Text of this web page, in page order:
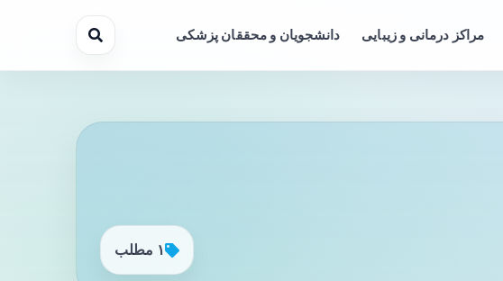
مراکز درمانی و زیبایی دانشجویان و محققان پزشکی
۱ مطلب